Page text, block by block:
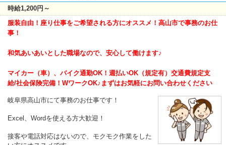
時給1,200円～
服装自由！座り仕事をご希望される方にオススメ！高山市で事務のお仕
事！
和気あいあいとした職場なので、安心して働けます♪
マイカー（車）、バイク通勤OK！週払いOK（規定有）交通費規定支
給/社会保険完備！WワークOK♪まずはお気軽にお問い合わせください
岐阜県高山市にて事務のお仕事です！
Excel、Wordを使える方大歓迎！
接客や電話対応はないので、モクモク作業をした